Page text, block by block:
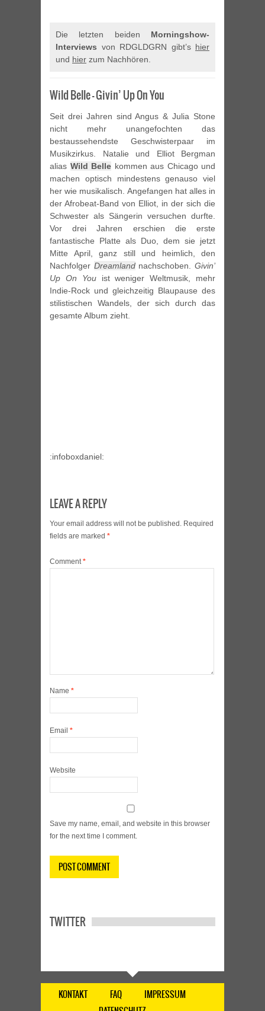
Die letzten beiden Morningshow-
Interviews von RDGLDGRN gibt’s hier
und hier zum Nachhören.
Wild Belle – Givin’ Up On You
Seit drei Jahren sind Angus & Julia Stone
nicht mehr unangefochten das
bestaussehendste Geschwisterpaar im
Musikzirkus. Natalie und Elliot Bergman
alias Wild Belle kommen aus Chicago und
machen optisch mindestens genauso viel
her wie musikalisch. Angefangen hat alles in
der Afrobeat-Band von Elliot, in der sich die
Schwester als Sängerin versuchen durfte.
Vor drei Jahren erschien die erste
fantastische Platte als Duo, dem sie jetzt
Mitte April, ganz still und heimlich, den
Nachfolger Dreamlandnachschoben.Givin’
Up On Youist weniger Weltmusik, mehr
Indie-Rock und gleichzeitig Blaupause des
stilistischen Wandels, der sich durch das
gesamte Album zieht.
:infoboxdaniel:
LEAVE A REPLY
Your email address will not be published. Required
fields are marked *
Comment*
Name *
Email *
Website
Save my name, email, and website in this browser
for the next time I comment.
TWITTER
KONTAKT FAQ
IMPRESSUM